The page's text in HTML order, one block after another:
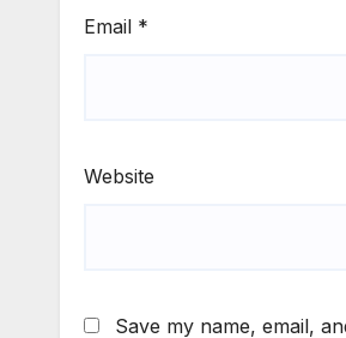
Email *
Website
Save my name, email,